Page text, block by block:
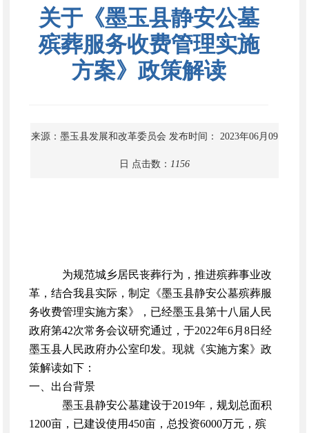
关于《墨玉县静安公墓
殡葬服务收费管理实施
方案》政策解读
来源：墨玉县发展和改革委员会 发布时间： 2023年06月09
日 点击数： 1156
为规范城乡居民丧葬行为，推进殡葬事业改
革，结合我县实际，制定《墨玉县静安公墓殡葬服
务收费管理实施方案》，已经墨玉县第十八届人民
政府第42次常务会议研究通过，于2022年6月8日经
墨玉县人民政府办公室印发。现就《实施方案》政
策解读如下：
一、出台背景
墨玉县静安公墓建设于2019年，规划总面积
1200亩，已建设使用450亩，总投资6000万元，殡